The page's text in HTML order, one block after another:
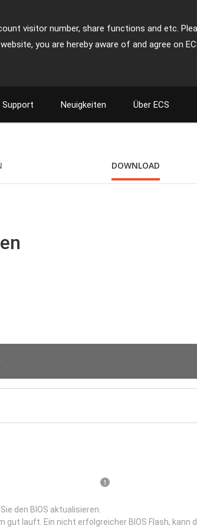
visitor number, share functions and etc.
you are hereby aware of and agree on
Support Neuigkeiten Über ECS
DOWNLOAD
den BIOS aktualisieren.
gut lauft. Ein nicht erfolgreicher BIOS Flash,